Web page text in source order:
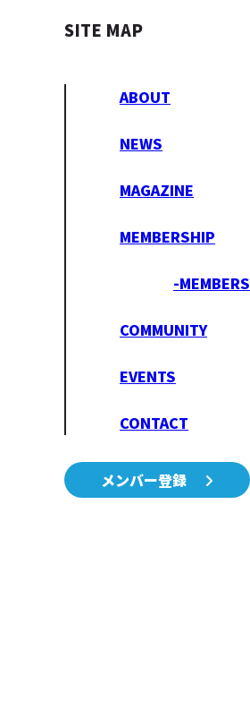
SITE MAP
ABOUT
NEWS
MAGAZINE
MEMBERSHIP
-MEMBERS
COMMUNITY
EVENTS
CONTACT
メンバー登録